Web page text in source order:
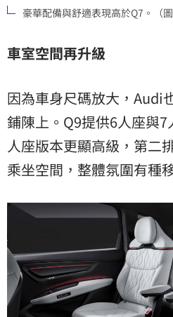
豪華配備與舒適表現高於Q7。（
車室空間再升級
因為車身尺碼放大，Audi
鋪陳上。Q9提供6人座與
人座版本更顯高級，第二
乘坐空間，整體氛圍有種